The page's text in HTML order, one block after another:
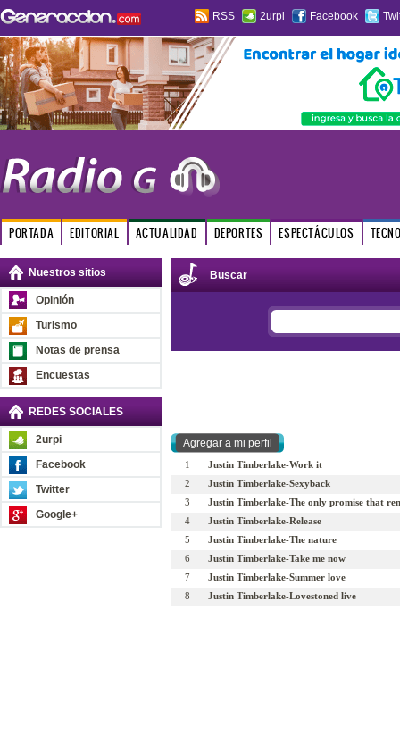
RSS 2urpi Facebook
PORTADA EDITORIAL ACTUALIDAD DEPORTES ESPECTÁCULOS
Nuestros sitios
Opinión
Turismo
Notas de prensa
Encuestas
REDES SOCIALES
2urpi
Facebook
Twitter
Google+
Buscar
1
Justin Timberlake-Work it
2
Justin Timberlake-Sexyback
3
Justin Timberlake-The only promise that
4
Justin Timberlake-Release
5
Justin Timberlake-The nature
6
Justin Timberlake-Take me now
7
Justin Timberlake-Summer love
8
Justin Timberlake-Lovestoned live